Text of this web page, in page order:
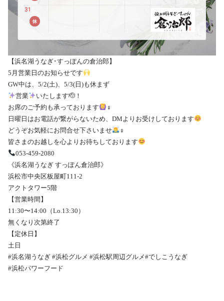
【浜名湖うなぎ･すっぽんの倉治郎】
5月営業日のお知らせです
GW中は、5/2(土)、5/3(日)も休まず
営業
いたします🫡！
お席のご予約も承っております
‍♀️
日曜日はお電話が繋がらないため、DMよりお受けしております
どうぞお気軽にお問合せ下さいませ
‍♀️
皆さまのお越しを心よりお待ちしております
053-459-2080
《浜名湖うなぎ すっぽん倉治郎》
浜松市中央区板屋町111-2
アクトタワー5階
【営業時間】
11:30〜14:00（Lo.13:30）
無くなり次第終了
【定休日】
土日
#浜名湖うなぎ #浜松グルメ #浜松駅周辺グルメ#でしこうなぎ
#浜松パワーフード